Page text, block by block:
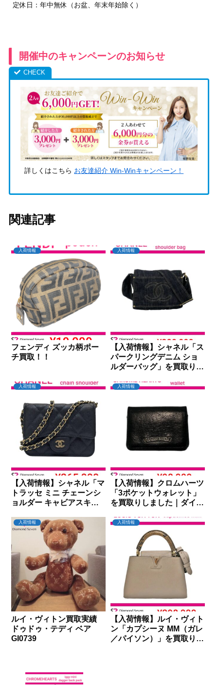
定休日：年中無休（お盆、年末年始除く）
開催中のキャンペーンのお知らせ
詳しくはこちら お友達紹介 Win-Winキャンペーン！
関連記事
入荷情報
フェンディ ズッカ柄ポー
チ買取！！
入荷情報
【入荷情報】シャネル「ス
パークリングデニム ショ
ルダーバッグ」を買取りし
ン
入荷情報
【入荷情報】シャネル「マ
トラッセ ミニ チェーンシ
ョルダー キャビアスキン
た｜ダイヤモンドセブン
入荷情報
【入荷情報】クロムハーツ
「3ポケットウォレット」
を買取りしました｜ダイヤ
入荷情報
ルイ・ヴィトン買取実績
ドゥドゥ・テディ ベア
GI0739
入荷情報
【入荷情報】ルイ・ヴィト
ン「カプシーヌ MM（ガレ
／パイソン）」を買取りし